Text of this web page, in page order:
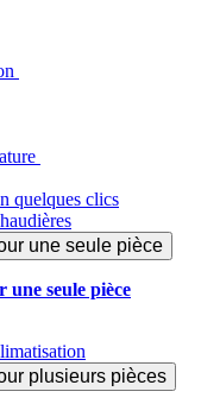
quelques clics
une seule pièce
seule pièce
plusieurs pièces